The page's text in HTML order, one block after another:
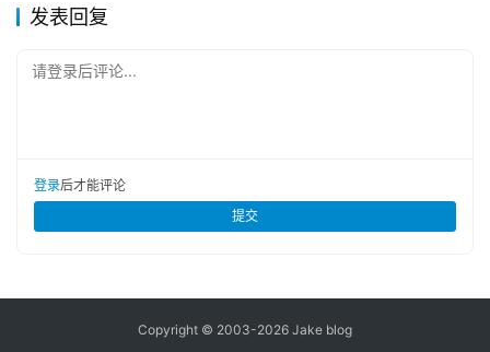
发表回复
请登录后评论...
登录后才能评论
提交
Copyright © 2003-2026 Jake blog